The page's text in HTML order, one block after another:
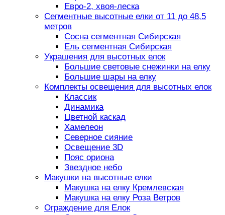
Евро-2, хвоя-леска
Сегментные высотные елки от 11 до 48,5
метров
Сосна сегментная Сибирская
Ель сегментная Сибирская
Украшения для высотных елок
Большие световые снежинки на елку
Большие шары на елку
Комплекты освещения для высотных елок
Классик
Динамика
Цветной каскад
Хамелеон
Северное сияние
Освещение 3D
Пояс ориона
Звездное небо
Макушки на высотные елки
Макушка на елку Кремлевская
Макушка на елку Роза Ветров
Ограждение для Елок